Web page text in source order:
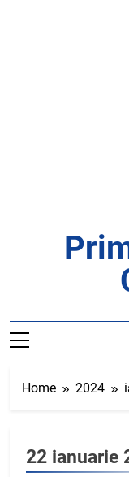
Home 2024
22 ianuarie